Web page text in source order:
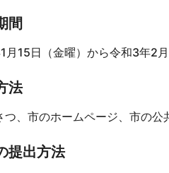
間
月15日（金曜）から令和3年2
法
つ、市のホームページ、市の公
提出方法